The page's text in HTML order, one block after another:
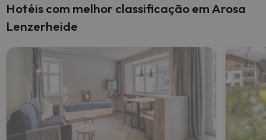
Hotéis com melhor classificação em Arosa
Lenzerheide